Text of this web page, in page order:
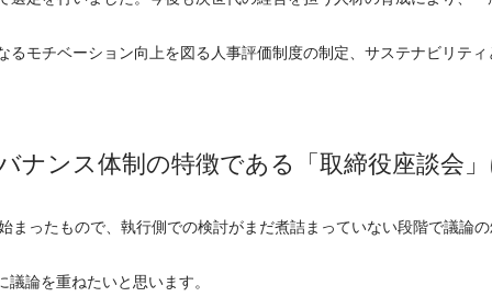
モチベーション向上を図る人事評価制度の制定、サステナビリテ
ナンス体制の特徴である「取締役座談会
たもので、執行側での検討がまだ煮詰まっていない段階で議
論を重ねたいと思います。